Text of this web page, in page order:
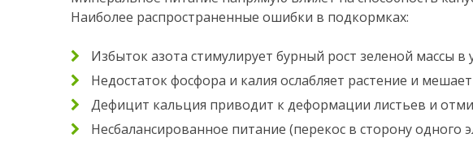
Наиболее распространенные ошибки в подкормках:
Избыток азота стимулирует бурный рост зеленой массы в
Недостаток фосфора и калия ослабляет растение и
Дефицит кальция приводит к деформации листьев и
Несбалансированное питание (перекос в сторону